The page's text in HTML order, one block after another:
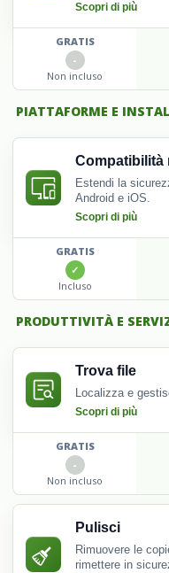
Scopri di più
GRATIS
Non incluso
PIATTAFORME E
Compatibilità
Estendi la
Android e iOS.
Scopri di più
GRATIS
Incluso
PRODUTTIVITÀ E
Trova file
Localizza e
Scopri di più
GRATIS
Non incluso
Pulisci
Rimuovere le
rimettere in